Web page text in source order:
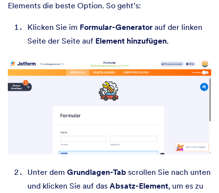
Elements die beste Option. So geht’s:
Klicken Sie im Formular-Generator auf der linken
Seite der Seite auf Element hinzufügen.
Unter dem Grundlagen-Tab scrollen Sie nach unten
und klicken Sie auf das Absatz-Element, um es zu